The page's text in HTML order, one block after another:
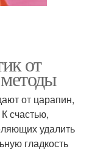
от
от царапин,
счастью,
удалить
гладкость